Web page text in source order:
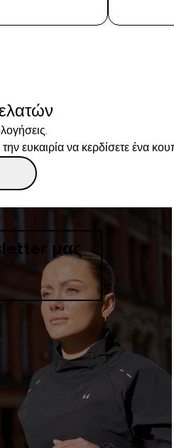
ευκαιρία να κερδίσετε ένα
μας